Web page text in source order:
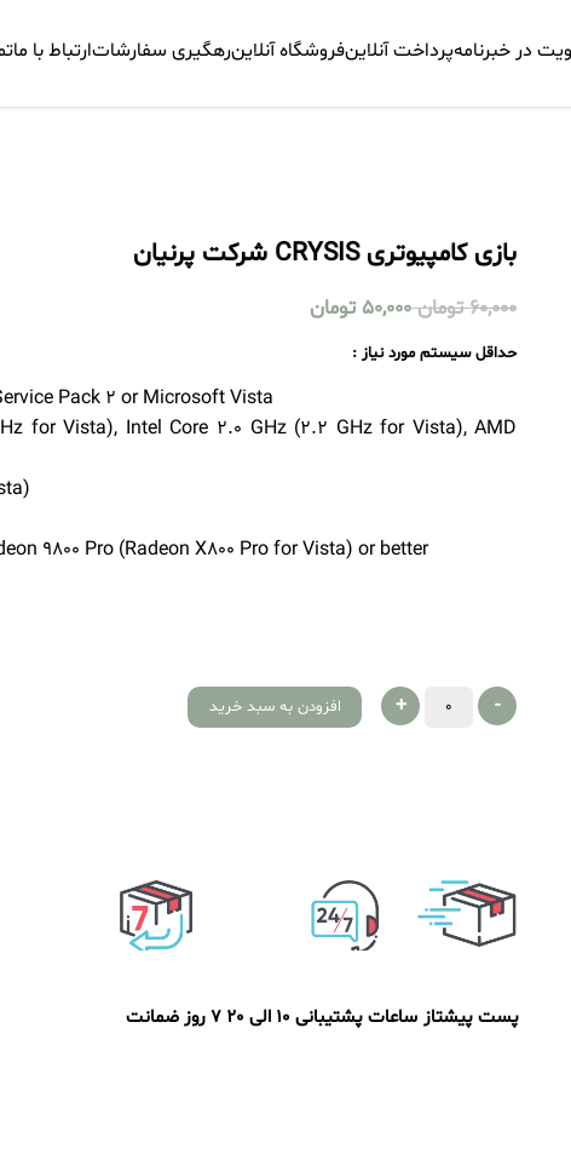
در خبرنامهپرداخت آنلاینفروشگاه آنلاینرهگیری سفارشاتارتباط با ما
بازی کامپیوتری CRYSIS شرکت پرنیان
60,000 تومان 50,000 تومان
حداقل سیستم مورد نیاز :
Pack 2 or Microsoft Vista
for Vista), Intel Core 2.0 GHz (2.2 GHz for Vista), AMD
9800 Pro (Radeon X800 Pro for Vista) or better
-
+ افزودن به سبد خرید
پست پیشتاز ساعات پشتیبانی 10 الی 20 7 روز ضمانت